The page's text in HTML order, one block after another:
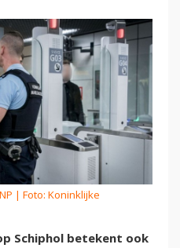
| Foto: Koninklijke
Schiphol betekent ook